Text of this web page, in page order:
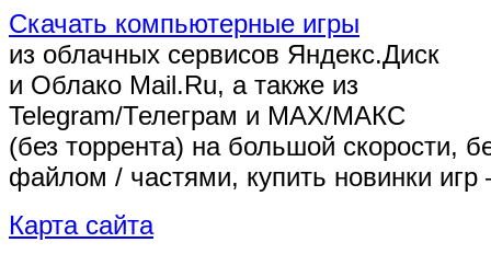
Скачать компьютерные игры
из облачных сервисов Яндекс.Диск
и Облако Mail.Ru, а также из
Telegram/Телеграм и MAX/МАКС
(без торрента) на большой скорости,
файлом / частями, купить новинки
Карта сайта